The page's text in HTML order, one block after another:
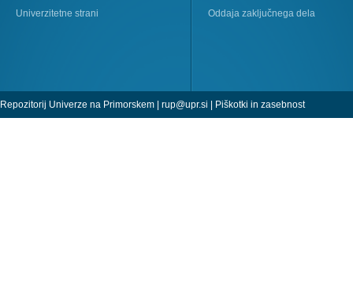
Univerzitetne strani
Oddaja zaključnega dela
Repozitorij Univerze na Primorskem | rup@upr.si | Piškotki in zasebnost